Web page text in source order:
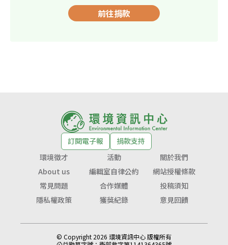
前往捐款
訂閱電子報
捐款支持
環境徵才
活動
關於我們
About us
編輯室自律公約
網站授權條款
常見問題
合作媒體
投稿須知
隱私權政策
獲獎紀錄 意見回饋
© Copyright 2026 環境資訊中心 版權所有